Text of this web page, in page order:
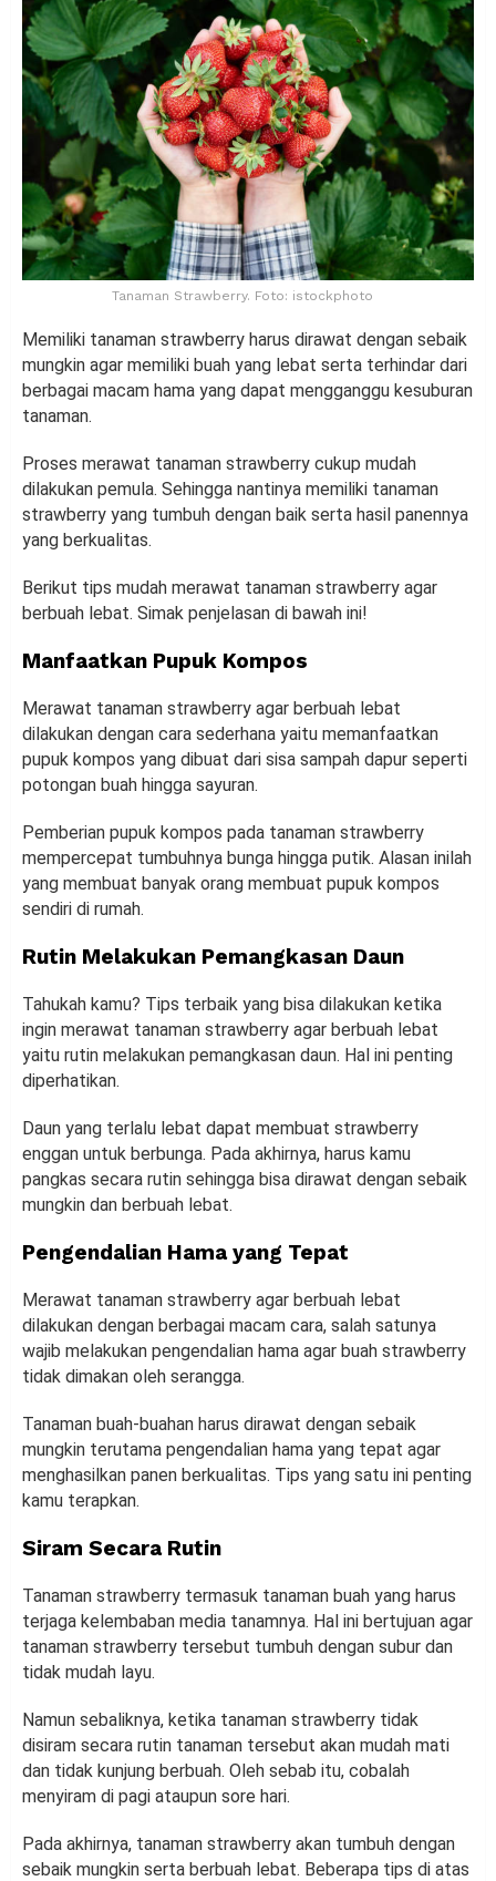
Tanaman Strawberry. Foto: istockphoto
Memiliki tanaman strawberry harus dirawat dengan sebaik
mungkin agar memiliki buah yang lebat serta terhindar dari
berbagai macam hama yang dapat mengganggu kesuburan
tanaman.
Proses merawat tanaman strawberry cukup mudah
dilakukan pemula. Sehingga nantinya memiliki tanaman
strawberry yang tumbuh dengan baik serta hasil panennya
yang berkualitas.
Berikut tips mudah merawat tanaman strawberry agar
berbuah lebat. Simak penjelasan di bawah ini!
Manfaatkan Pupuk Kompos
Merawat tanaman strawberry agar berbuah lebat
dilakukan dengan cara sederhana yaitu memanfaatkan
pupuk kompos yang dibuat dari sisa sampah dapur seperti
potongan buah hingga sayuran.
Pemberian pupuk kompos pada tanaman strawberry
mempercepat tumbuhnya bunga hingga putik. Alasan inilah
yang membuat banyak orang membuat pupuk kompos
sendiri di rumah.
Rutin Melakukan Pemangkasan Daun
Tahukah kamu? Tips terbaik yang bisa dilakukan ketika
ingin merawat tanaman strawberry agar berbuah lebat
yaitu rutin melakukan pemangkasan daun. Hal ini penting
diperhatikan.
Daun yang terlalu lebat dapat membuat strawberry
enggan untuk berbunga. Pada akhirnya, harus kamu
pangkas secara rutin sehingga bisa dirawat dengan sebaik
mungkin dan berbuah lebat.
Pengendalian Hama yang Tepat
Merawat tanaman strawberry agar berbuah lebat
dilakukan dengan berbagai macam cara, salah satunya
wajib melakukan pengendalian hama agar buah strawberry
tidak dimakan oleh serangga.
Tanaman buah-buahan harus dirawat dengan sebaik
mungkin terutama pengendalian hama yang tepat agar
menghasilkan panen berkualitas. Tips yang satu ini penting
kamu terapkan.
Siram Secara Rutin
Tanaman strawberry termasuk tanaman buah yang harus
terjaga kelembaban media tanamnya. Hal ini bertujuan agar
tanaman strawberry tersebut tumbuh dengan subur dan
tidak mudah layu.
Namun sebaliknya, ketika tanaman strawberry tidak
disiram secara rutin tanaman tersebut akan mudah mati
dan tidak kunjung berbuah. Oleh sebab itu, cobalah
menyiram di pagi ataupun sore hari.
Pada akhirnya, tanaman strawberry akan tumbuh dengan
sebaik mungkin serta berbuah lebat. Beberapa tips di atas